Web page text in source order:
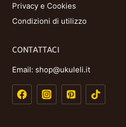
Privacy e Cookies
Condizioni di utilizzo
CONTATTACI
Email: shop@ukuleli.it